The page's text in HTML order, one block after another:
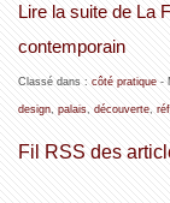
Lire la suite de La
contemporain
Classé dans : côté pratique-
design, palais, découverte,
Fil RSS des